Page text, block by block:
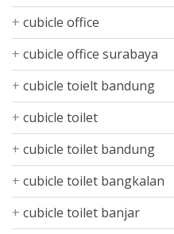
cubicle office
cubicle office surabaya
cubicle toielt bandung
cubicle toilet
cubicle toilet bandung
cubicle toilet bangkalan
cubicle toilet banjar